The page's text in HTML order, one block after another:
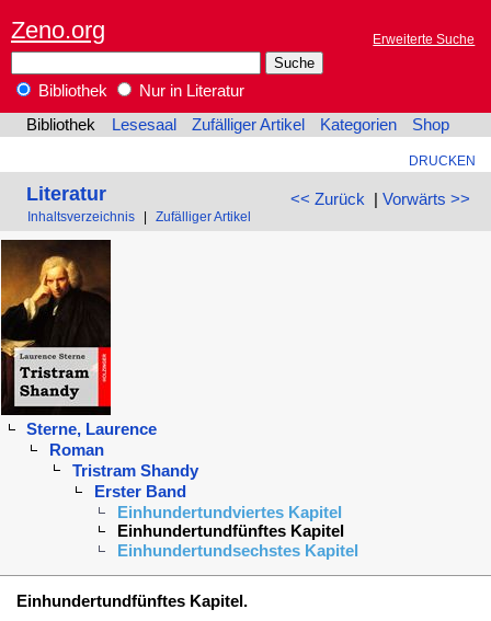
Zeno.org Erweiterte Suche
Bibliothek
Nur in Literatur
Bibliothek
Lesesaal Zufälliger Artikel Kategorien Shop
DRUCKEN
<< Zurück | Vorwärts >>
Literatur
Inhaltsverzeichnis Zufälliger Artikel
Sterne, Laurence
Roman
Tristram Shandy
Erster Band
Einhundertundviertes Kapitel
Einhundertundfünftes Kapitel
Einhundertundsechstes Kapitel
Einhundertundfünftes Kapitel.